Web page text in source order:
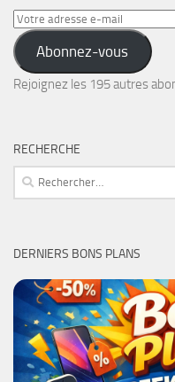
Votre
adresse
e-
mail
Abonnez-vous
Rejoignez les 195 autres
RECHERCHE
Rechercher :
DERNIERS BONS PLANS